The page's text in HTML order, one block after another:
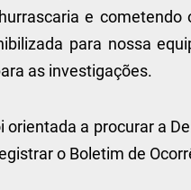
e cometendo
para nossa
as investigações.
orientada a procurar a
o Boletim de